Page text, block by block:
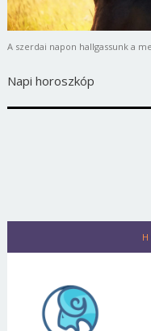
A szerdai napon hallgassunk a
Napi horoszkóp